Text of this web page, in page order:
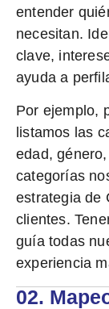
entender
necesitan.
clave,
ayuda a
Por ejemplo,
listamos las
edad,
categorías
estrategia de
clientes.
guía todas
experiencia
02.